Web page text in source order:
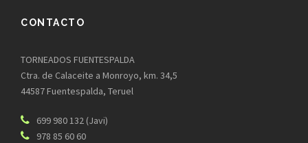
CONTACTO
TORNEADOS FUENTESPALDA
Ctra. de Calaceite a Monroyo, km. 34,5
44587 Fuentespalda, Teruel
699 980 132 (Javi)
978 85 60 60